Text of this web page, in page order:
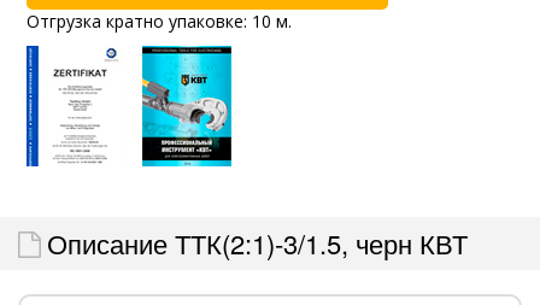
Отгрузка кратно упаковке: 10 м.
Описание ТТК(2:1)-3/1.5, черн КВТ